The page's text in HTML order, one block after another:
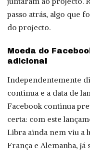
passo atrás, algo que
do projecto.
Moeda do
adicional
Independentemente
continua e a data de
Facebook continua
certa: com este
Libra ainda nem viu a
França e Alemanha, já